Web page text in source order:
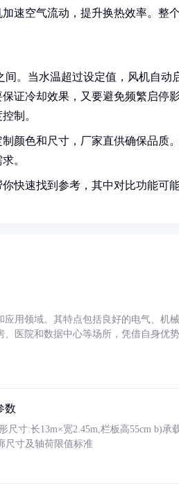
速空气流动，提升换热效率。整
。当水温超过设定值，风机自
证冷却效果，又要避免频繁启停
制。
颜色和尺寸，厂家直供确保品质
。
快速找到参考，其中对比功能可
用领域。其特点包括良好的电气、机
医院和数据中心等场所，凭借自身优
数
尺寸:长13m×宽2.45m,栏板高55cm b)承
尺寸及轴荷限值标准